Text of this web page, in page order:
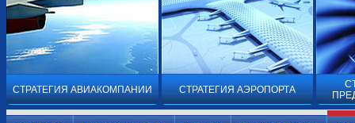
СТРАТЕГИЯ АВИАКОМПАНИИ СТРАТЕГИЯ АЭРОПОРТА